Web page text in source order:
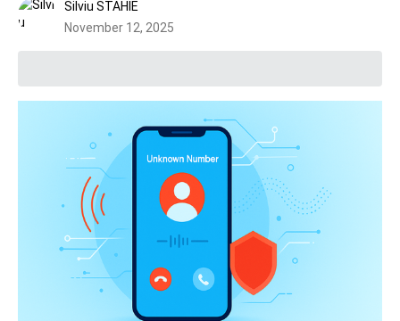
Silviu STAHIE
November 12, 2025